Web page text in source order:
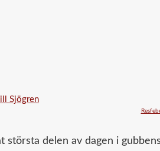
Sjögren
största delen av dagen i